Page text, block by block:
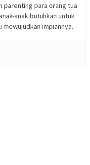
parenting para orang tua
anak butuhkan untuk
impiannya.